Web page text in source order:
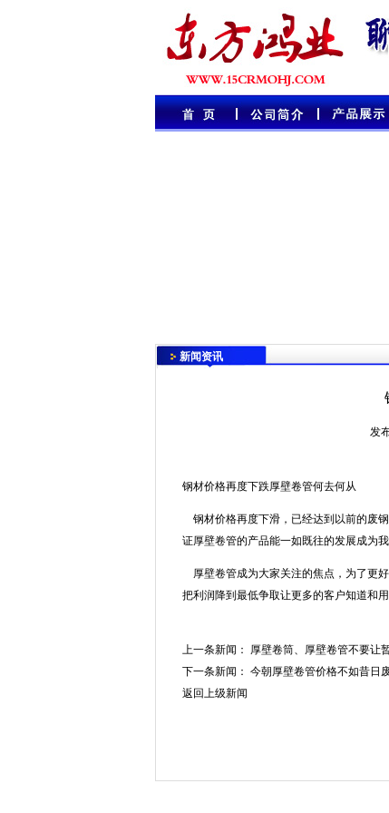
新闻资讯
发
钢材价格再度下跌厚壁卷管何去何从
钢材价格再度下滑，已经达到以前的废
证厚壁卷管的产品能一如既往的发展成为我
厚壁卷管成为大家关注的焦点，为了更
把利润降到最低争取让更多的客户知道和
上一条新闻：
厚壁卷筒、厚壁卷管不要让
下一条新闻： 今朝厚壁卷管价格不如昔日
返回上级新闻